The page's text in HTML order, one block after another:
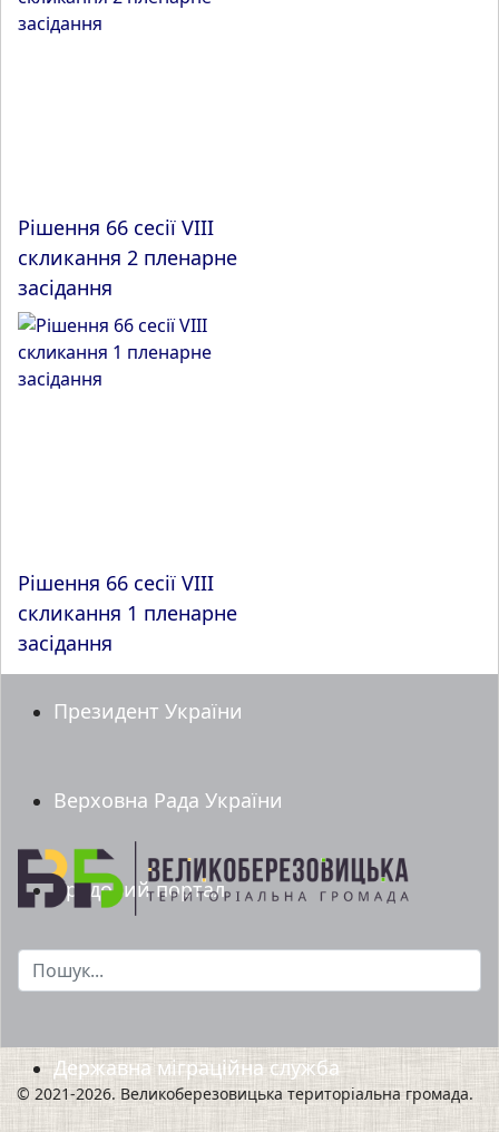
Рішення 66 сесії VIII
скликання 2 пленарне
засідання
Рішення 66 сесії VIII
скликання 1 пленарне
засідання
Президент України
Верховна Рада України
Урядовий портал
Мінрегіон
Державна міграційна служба
Пошук...
© 2021-2026. Великоберезовицька територіальна громада.